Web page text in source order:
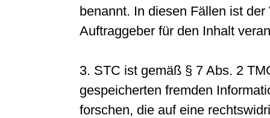
benannt. In diesen Fällen ist
Auftraggeber für den Inhalt
3. STC ist gemäß § 7 Abs. 2
gespeicherten fremden
forschen, die auf eine